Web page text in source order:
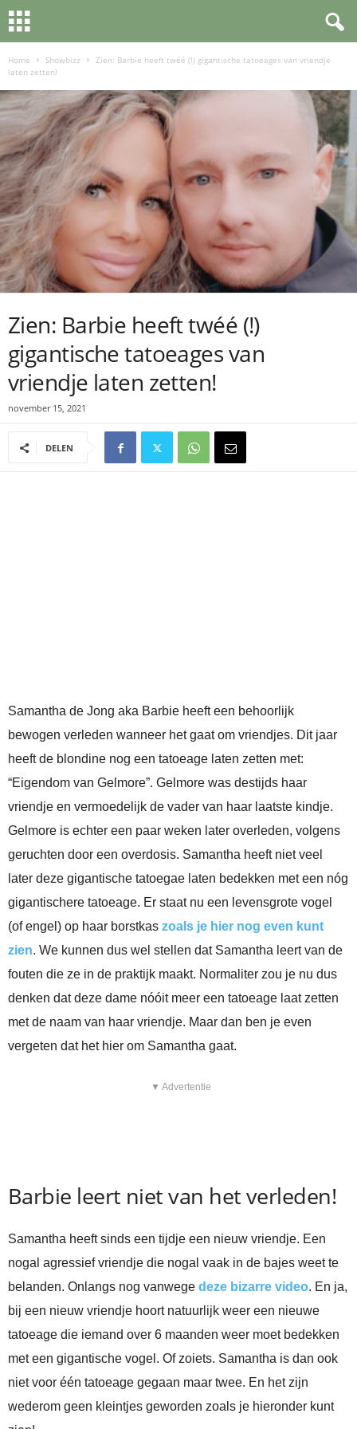
Home Showbizz
Zien: Barbie heeft twéé (!) gigantische tatoeages van vriendje
laten zetten!
Zien: Barbie heeft twéé (!)
gigantische tatoeages van
vriendje laten zetten!
november 15, 2021
DELEN
Samantha de Jong aka Barbie heeft een behoorlijk
bewogen verleden wanneer het gaat om vriendjes. Dit jaar
heeft de blondine nog een tatoeage laten zetten met:
“Eigendom van Gelmore”. Gelmore was destijds haar
vriendje en vermoedelijk de vader van haar laatste kindje.
Gelmore is echter een paar weken later overleden, volgens
geruchten door een overdosis. Samantha heeft niet veel
later deze gigantische tatoegae laten bedekken met een nóg
gigantischere tatoeage. Er staat nu een levensgrote vogel
(of engel) op haar borstkas zoals je hier nog even kunt
zien. We kunnen dus wel stellen dat Samantha leert van de
fouten die ze in de praktijk maakt. Normaliter zou je nu dus
denken dat deze dame nóóit meer een tatoeage laat zetten
met de naam van haar vriendje. Maar dan ben je even
vergeten dat het hier om Samantha gaat.
▼ Advertentie
Barbie leert niet van het verleden!
Samantha heeft sinds een tijdje een nieuw vriendje. Een
nogal agressief vriendje die nogal vaak in de bajes weet te
belanden. Onlangs nog vanwege deze bizarre video. En ja,
bij een nieuw vriendje hoort natuurlijk weer een nieuwe
tatoeage die iemand over 6 maanden weer moet bedekken
met een gigantische vogel. Of zoiets. Samantha is dan ook
niet voor één tatoeage gegaan maar twee. En het zijn
wederom geen kleintjes geworden zoals je hieronder kunt